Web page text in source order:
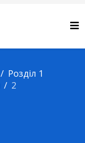
Розділ 1
2